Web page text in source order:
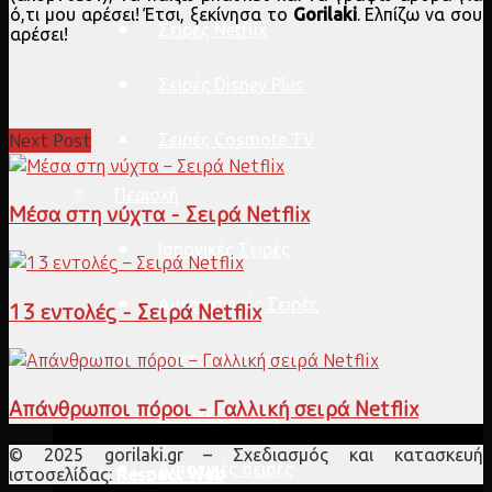
Σειρές Netflix
Αμερικανικές Σειρές
Βρετανικές Σειρές
Ιταλικές Σειρές
Ασιατικές σειρές
ό,τι μου αρέσει! Έτσι, ξεκίνησα το Gorilaki. Ελπίζω να σου
αρέσει!
Next Post
Μέσα στη νύχτα - Σειρά Netflix
13 εντολές - Σειρά Netflix
Απάνθρωποι πόροι - Γαλλική σειρά Netflix
© 2025 gorilaki.gr – Σχεδιασμός και κατασκευή
ιστοσελίδας: